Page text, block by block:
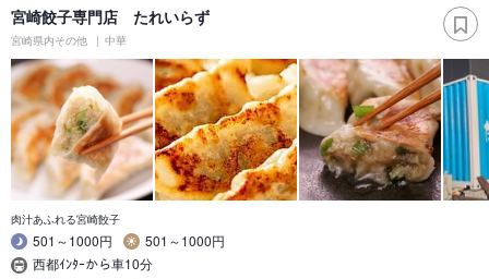
宮崎餃子専門店 たれいらず
宮崎県内その他 中華
肉汁あふれる宮崎餃子
501～1000円
501～1000円
西都ｲﾝﾀｰから車10分